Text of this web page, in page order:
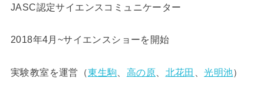
JASC認定サイエンスコミュニケーター
2018年4月~サイエンスショーを開始
実験教室を運営（東生駒 高の原 北花田 、光明池）